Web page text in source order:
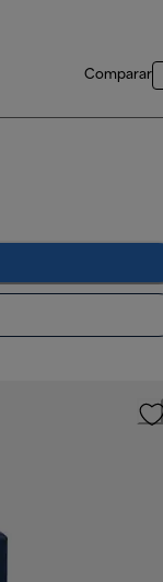
Comparar